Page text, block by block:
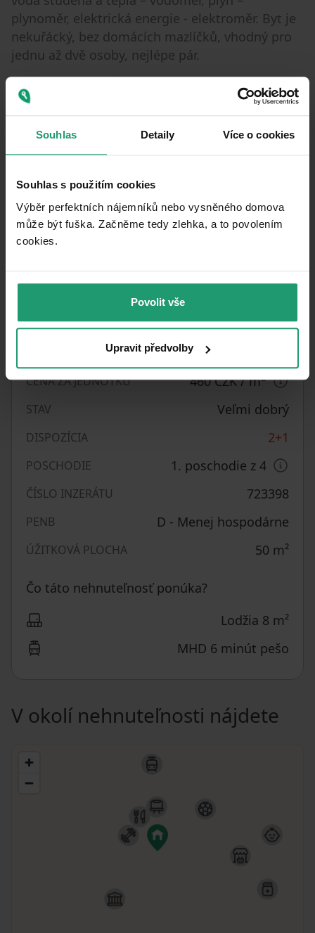
Souhlas Detaily Více o cookies
Souhlas s použitím cookies
Výběr perfektních nájemníků nebo vysněného domova
může být fuška. Začněme tedy zlehka, a to povolením
cookies.​
Povolit vše
Upravit předvolby
plynoměr, elektrická energie - elektroměr. Byt je
nekuřácký, bez domácích mazlíčků, vhodný pro
jednu až dvě osoby, nejlépe pár.
Nájem činí 23 000,- a poplatky cca 3 700,- Kč
/elektrické energie a plyn dle vaší spotřeby/. K
dispozici od 10.5. 2026.
Parametre nehnuteľnosti
DOSTUPNÉ OD 9. 5. 2026
KONŠTRUKCIA BUDOVY
VYBAVENÉ Nevybavené
VLASTNÍCTVO Osobné
Tichá lokalita
CENA ZA JEDNOTKU 460 CZK/ m2
STAV Veľmi dobrý
DISPOZÍCIA 2+1
POSCHODIE 1. poschodie z 4
ČÍSLO INZERÁTU 723398
PENB D - Menej hospodárne
ÚŽITKOVÁ PLOCHA 50 m²
Čo táto nehnuteľnosť ponúka?
Lodžia 8 m²
MHD 6 minút pešo
V okolí nehnuteľnosti nájdete